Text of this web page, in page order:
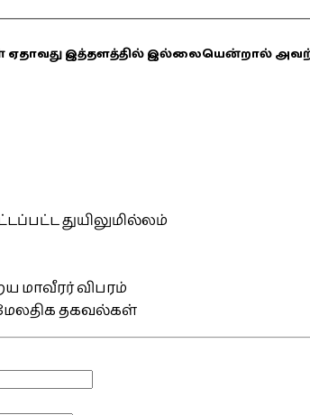
ஏதாவது இத்தளத்தில் இல்லையென்றால்
துயிலுமில்லம்
மாவீரர் விபரம்
மேலதிக தகவல்கள்